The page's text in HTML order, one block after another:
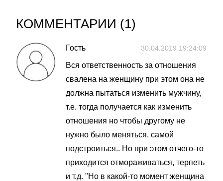
КОММЕНТАРИИ (1)
Гость 30.04.2019 19:24:09
Вся ответственность за отношения
свалена на женщину при этом она не
должна пытаться изменить мужчину,
т.е. тогда получается как изменить
отношения но чтобы другому не
нужно было меняться. самой
подстроиться.. Но при этом отчего-то
приходится отмораживаться, терпеть
и т.д. "Но в какой-то момент женщина